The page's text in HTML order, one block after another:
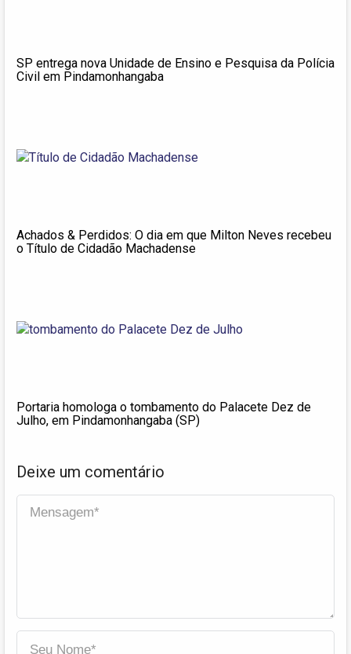
SP entrega nova Unidade de Ensino e Pesquisa da Polícia
Civil em Pindamonhangaba
Achados & Perdidos: O dia em que Milton Neves recebeu
o Título de Cidadão Machadense
Portaria homologa o tombamento do Palacete Dez de
Julho, em Pindamonhangaba (SP)
Deixe um comentário